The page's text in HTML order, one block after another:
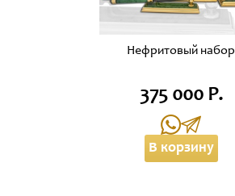
Нефритовый набор
375 000 Р.
В корзину